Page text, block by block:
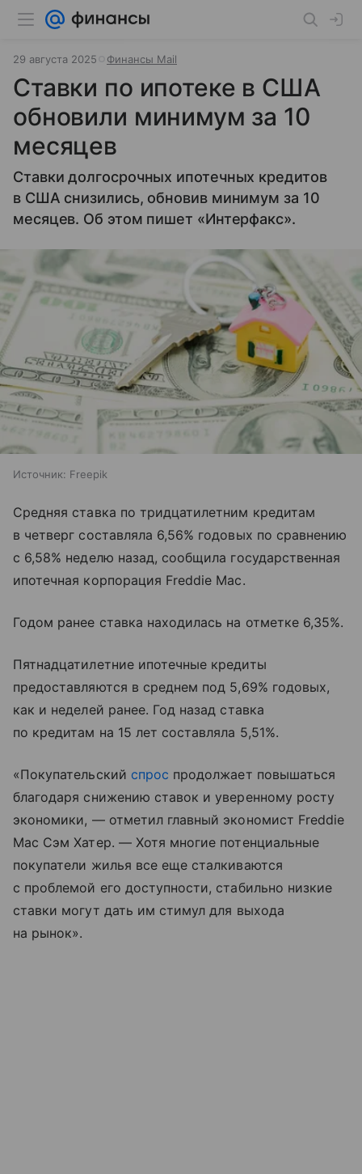
29 августа 2025 Финансы Mail
Ставки по ипотеке в США
обновили минимум за 10
месяцев
Ставки долгосрочных ипотечных кредитов
в США снизились, обновив минимум за 10
месяцев. Об этом пишет «Интерфакс».
Источник: Freepik
Средняя ставка по тридцатилетним кредитам
в четверг составляла 6,56% годовых по сравнению
с 6,58% неделю назад, сообщила государственная
ипотечная корпорация Freddie Mac.
Годом ранее ставка находилась на отметке 6,35%.
Пятнадцатилетние ипотечные кредиты
предоставляются в среднем под 5,69% годовых,
как и неделей ранее. Год назад ставка
по кредитам на 15 лет составляла 5,51%.
«Покупательский спрос продолжает повышаться
благодаря снижению ставок и уверенному росту
экономики, — отметил главный экономист Freddie
Mac Сэм Хатер. — Хотя многие потенциальные
покупатели жилья все еще сталкиваются
с проблемой его доступности, стабильно низкие
ставки могут дать им стимул для выхода
на рынок».